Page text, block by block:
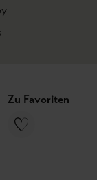
Zu Favoriten